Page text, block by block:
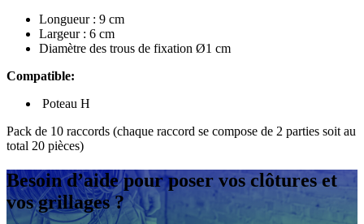
Longueur : 9 cm
Largeur : 6 cm
Diamètre des trous de fixation Ø1 cm
Compatible:
Poteau H
Pack de 10 raccords (chaque raccord se compose de 2 parties soit au
total 20 pièces)
Besoin d’aidepour poser vos clôtures et
vos grillages ?